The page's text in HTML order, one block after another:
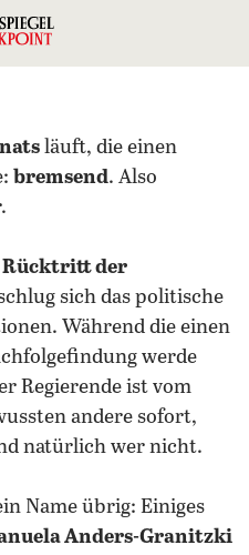
läuft, die einen
bremsend. Also
Rücktritt der
sich das politische
Während die einen
werde
Regierende ist vom
andere sofort,
natürlich wer nicht.
Name übrig: Einiges
Anders-Granitzki